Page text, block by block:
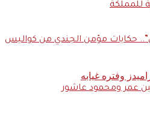
للمملكة
حكايات مؤمن الجندي من كواليس
عمر ومحمود عاشور